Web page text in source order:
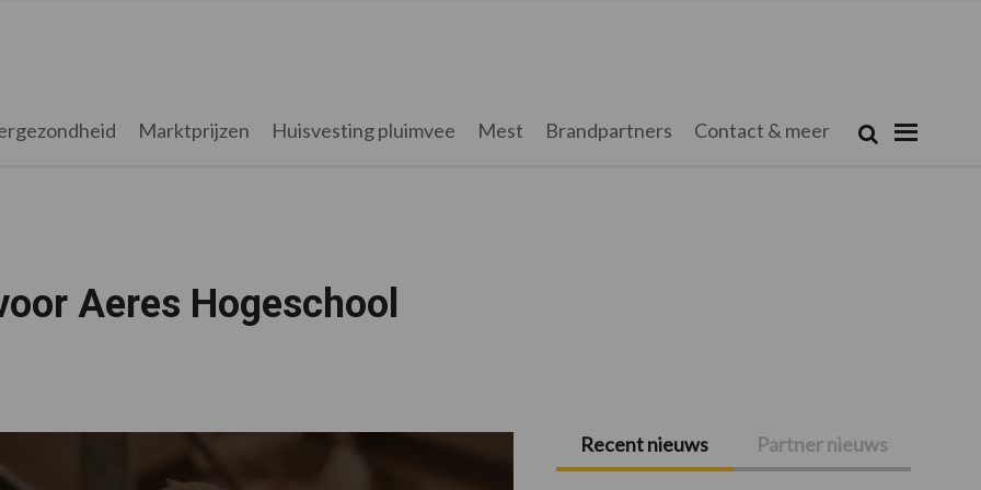
Marktprijzen Huisvesting pluimvee Mest Brandpartners Contact & meer Zoek
Aeres Hogeschool
Primaire
Recent nieuws Partner nieuws